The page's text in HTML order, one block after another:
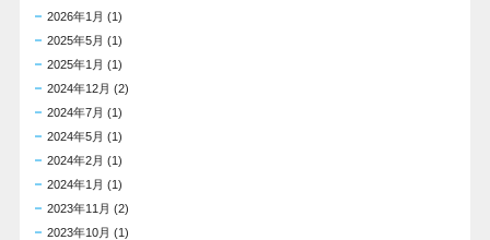
2026年1月 (1)
2025年5月 (1)
2025年1月 (1)
2024年12月 (2)
2024年7月 (1)
2024年5月 (1)
2024年2月 (1)
2024年1月 (1)
2023年11月 (2)
2023年10月 (1)